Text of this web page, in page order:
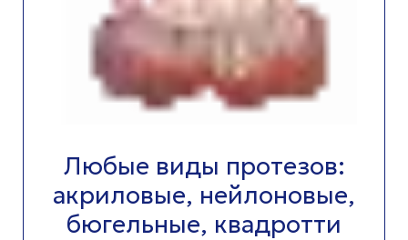
Любые виды протезов:
акриловые, нейлоновые,
бюгельные, квадротти